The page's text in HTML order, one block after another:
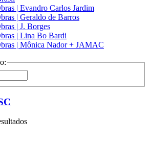
| Evandro Carlos Jardim
| Geraldo de Barros
| J. Borges
| Lina Bo Bardi
| Mônica Nador + JAMAC